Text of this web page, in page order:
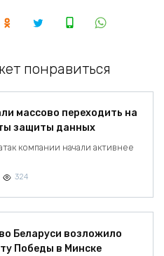
понравиться
массово переходить на
защиты данных
компании начали активнее
324
Беларуси возложило
Победы в Минске